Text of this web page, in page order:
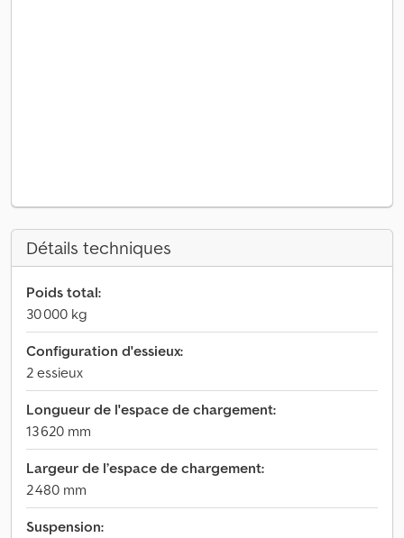
Détails techniques
Poids total:
30 000 kg
Configuration d'essieux:
2 essieux
Longueur de l'espace de chargement:
13 620 mm
Largeur de l’espace de chargement:
2 480 mm
Suspension: